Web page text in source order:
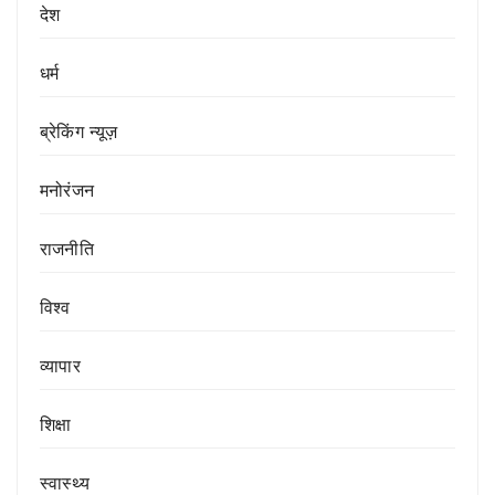
देश
धर्म
ब्रेकिंग न्यूज़
मनोरंजन
राजनीति
विश्व
व्यापार
शिक्षा
स्वास्थ्य